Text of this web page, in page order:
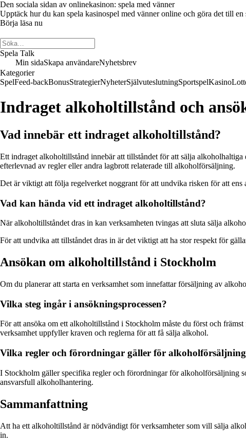
Den sociala sidan av onlinekasinon: spela med vänner
Upptäck hur du kan spela kasinospel med vänner online och göra det till
Börja läsa nu
Spela Talk
Min sidaSkapa användareNyhetsbrev
Kategorier
SpelFeed-backBonusStrategierNyheterSjälvuteslutningSportspelKasino
Indraget alkoholtillstånd och
Vad innebär ett indraget alkoholtillstånd?
Ett indraget alkoholtillstånd innebär att tillståndet för att sälja
efterlevnad av regler eller andra lagbrott relaterade till alkoholförsäljning.
Det är viktigt att följa regelverket noggrant för att undvika risken för att ens
Vad kan hända vid ett indraget alkoholtillstånd?
När alkoholtillståndet dras in kan verksamheten tvingas att sluta sälja
För att undvika att tillståndet dras in är det viktigt att ha stor respekt för
Ansökan om alkoholtillstånd i Stockholm
Om du planerar att starta en verksamhet som innefattar försäljning av
Vilka steg ingår i ansökningsprocessen?
För att ansöka om ett alkoholtillstånd i Stockholm måste du först och
verksamhet uppfyller kraven och reglerna för att få sälja alkohol.
Vilka regler och förordningar gäller för
I Stockholm gäller specifika regler och förordningar för alkoholförsäljning
ansvarsfull alkoholhantering.
Sammanfattning
Att ha ett alkoholtillstånd är nödvändigt för verksamheter som vill sälja
in.